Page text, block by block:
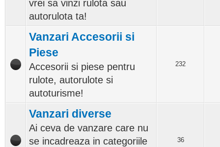
vrei sa vinzi rulota sau
autorulota ta!
Vanzari Accesorii si
Piese
Accesorii si piese pentru
rulote, autorulote si
autoturisme!
232
Vanzari diverse
Ai ceva de vanzare care nu
se incadreaza in categoriile
36